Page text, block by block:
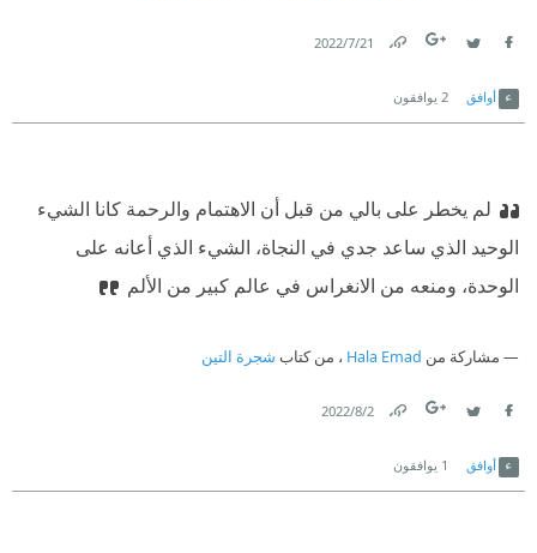
21‏/7‏/2022
أوافق 2 يوافقون
لم يخطر على بالي من قبل أن الاهتمام والرحمة كانا الشيء
الوحيد الذي ساعد جدي في النجاة، الشيء الذي أعانه على
الوحدة، ومنعه من الانغراس في عالم كبير من الألم
مشاركة من Hala Emad ، من كتاب شجرة التين
2‏/8‏/2022
أوافق 1 يوافقون